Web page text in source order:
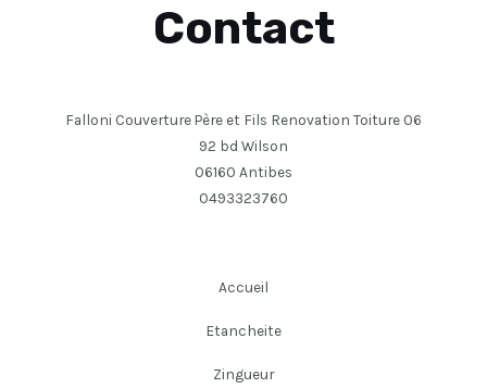
Contact
Falloni Couverture Père et Fils Renovation Toiture 06
92 bd Wilson
06160 Antibes
0493323760
Accueil
Etancheite
Zingueur